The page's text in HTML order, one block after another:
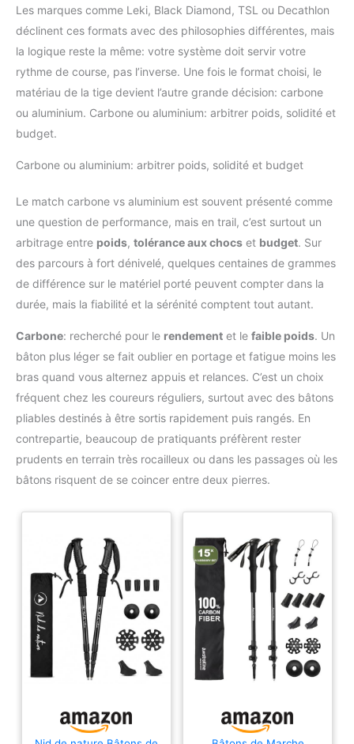
Les marques comme Leki, Black Diamond, TSL ou Decathlon
déclinent ces formats avec des philosophies différentes, mais
la logique reste la même: votre système doit servir votre
rythme de course, pas l’inverse. Une fois le format choisi, le
matériau de la tige devient l’autre grande décision: carbone
ou aluminium. Carbone ou aluminium: arbitrer poids, solidité et
budget.
Carbone ou aluminium: arbitrer poids, solidité et budget
Le match carbone vs aluminium est souvent présenté comme
une question de performance, mais en trail, c’est surtout un
arbitrage entre poids, tolérance aux chocs et budget. Sur
des parcours à fort dénivelé, quelques centaines de grammes
de différence sur le matériel porté peuvent compter dans la
durée, mais la fiabilité et la sérénité comptent tout autant.
Carbone: recherché pour le rendement et le faible poids. Un
bâton plus léger se fait oublier en portage et fatigue moins les
bras quand vous alternez appuis et relances. C’est un choix
fréquent chez les coureurs réguliers, surtout avec des bâtons
pliables destinés à être sortis rapidement puis rangés. En
contrepartie, beaucoup de pratiquants préfèrent rester
prudents en terrain très rocailleux ou dans les passages où les
bâtons risquent de se coincer entre deux pierres.